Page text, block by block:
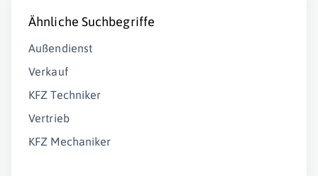
Ähnliche Suchbegriffe
Außendienst
Verkauf
KFZ Techniker
Vertrieb
KFZ Mechaniker